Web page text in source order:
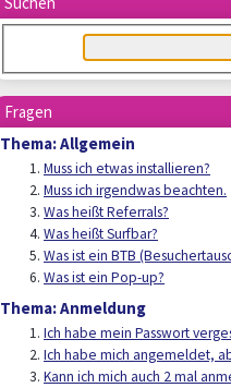
Fragen
Thema: Allgemein
Muss ich etwas installieren?
Muss ich irgendwas beachten.
Was heißt Referrals?
Was heißt Surfbar?
Was ist ein BTB
Was ist ein Pop-up?
Thema: Anmeldung
Ich habe mein Passwort
Ich habe mich angemeldet,
Kann ich mich auch 2 mal